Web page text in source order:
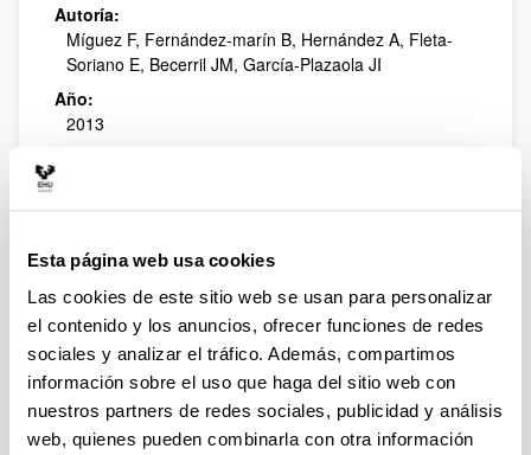
Esta página web usa cookies
Las cookies de este sitio web se usan para personalizar
el contenido y los anuncios, ofrecer funciones de redes
sociales y analizar el tráfico. Además, compartimos
información sobre el uso que haga del sitio web con
nuestros partners de redes sociales, publicidad y análisis
web, quienes pueden combinarla con otra información
Autoría:
Míguez F, Fernández-marín B, Hernández A, Fleta-
Soriano E, Becerril JM, García-Plazaola JI
Año:
2013
Ciudad de edición y/o Editorial:
Biological quality index for
agricultural soils based on fuzzy
logic
Autoría:
M. Soto, E. Rodríguez, C. Garbisu, L. Epelde, U.
Artetxe, I. Gorostiza, R. Peche, A. Irizar, J.M. Becerril,